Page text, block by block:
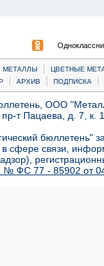
МЕТАЛЛЫ |
ЦВЕТНЫЕ
| АРХИВ | ПОДПИСКА |
ООО
пр-т Пацаева, д. 7,
бюллетень"
сфере связи,
ФС 77 - 85902 от 04